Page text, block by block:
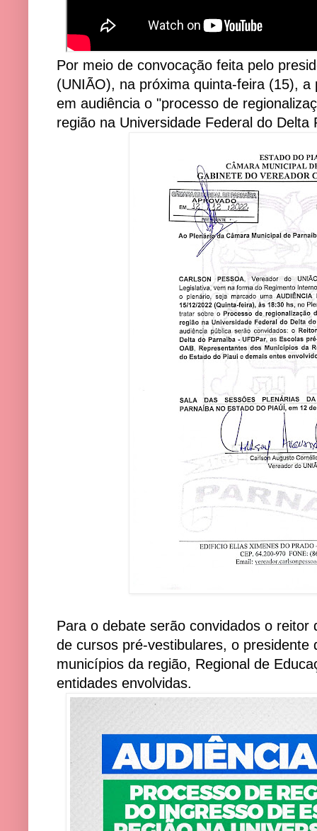
Por meio de convocação feita pelo
(UNIÃO), na próxima quinta-feira (15),
em audiência o "processo de
região na Universidade Federal do Delta
Para o debate serão convidados o reitor
de cursos pré-vestibulares, o presidente
municípios da região, Regional de
entidades envolvidas.